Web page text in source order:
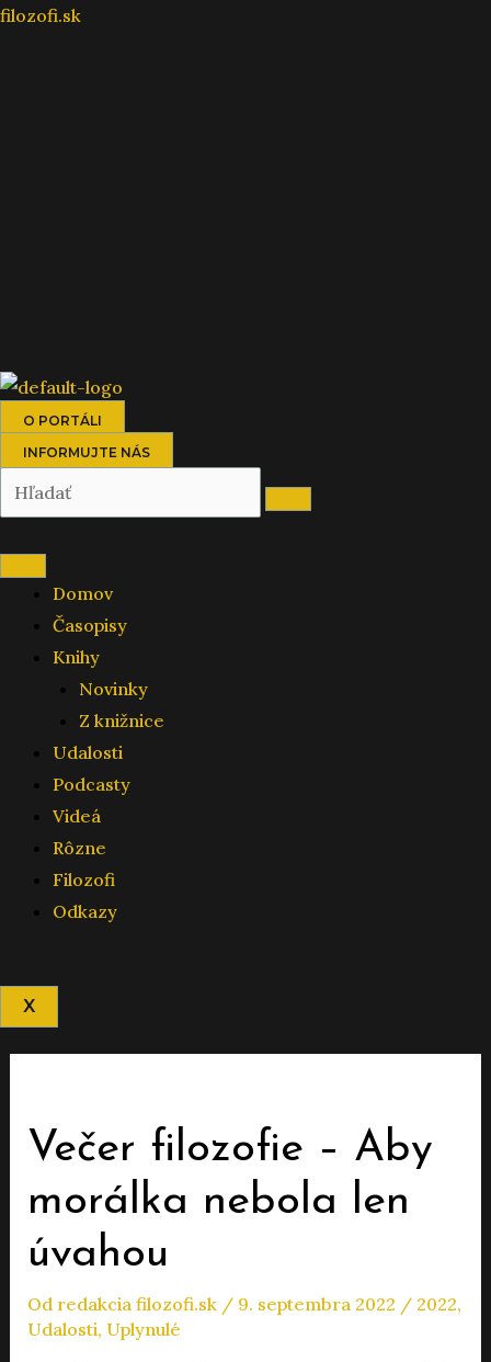
Preskočiť
filozofi.sk
O PORTÁLI
INFORMUJTE NÁS
Domov
Časopisy
Knihy
Novinky
Z knižnice
Udalosti
Podcasty
Videá
Rôzne
Filozofi
Odkazy
X
Večer filozofie – Aby
morálka nebola len
úvahou
Od redakcia filozofi.sk / 9. septembra 2022 / 2022,
Udalosti, Uplynulé